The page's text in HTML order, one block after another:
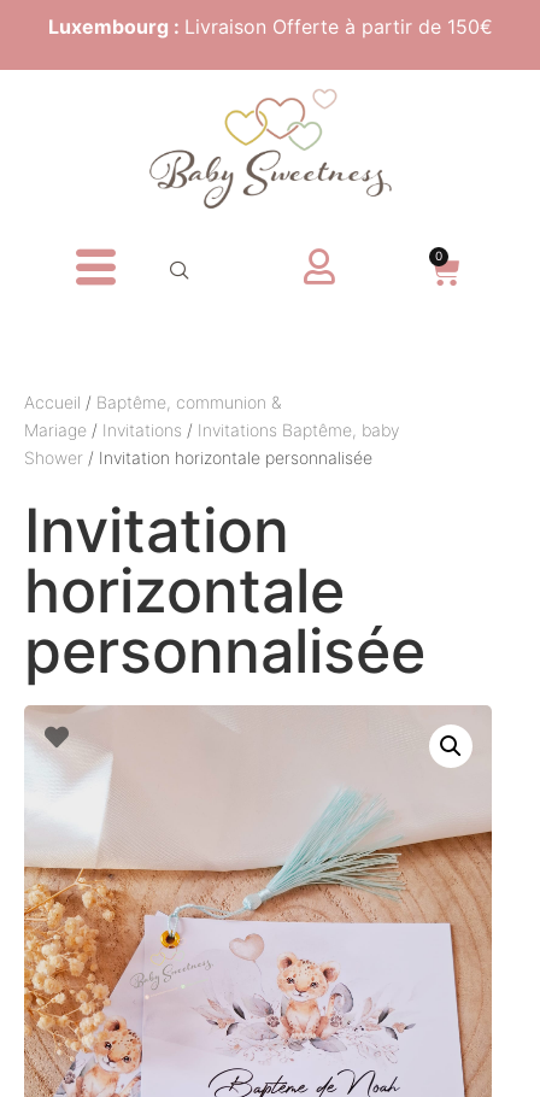
Luxembourg : Livraison Offerte à partir de 150€
0
Accueil / Baptême, communion &
Mariage / Invitations / Invitations Baptême, baby
Shower / Invitation horizontale personnalisée
Invitation
horizontale
personnalisée